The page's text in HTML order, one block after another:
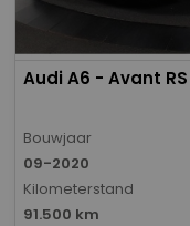
Audi A6 - Avant
Bouwjaar
09-2020
Kilometerstand
91.500 km